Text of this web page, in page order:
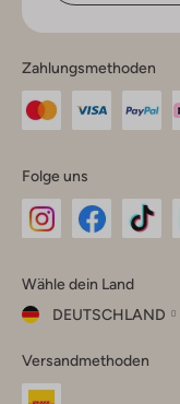
Zahlungsmethoden
Folge uns
Instagram
Facebook
Wähle dein Land
DEUTSCHLAND
dein
Land
Versandmethoden